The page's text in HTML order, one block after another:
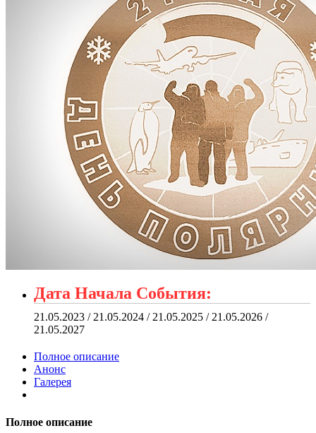
Дата Начала События:
21.05.2023 / 21.05.2024 / 21.05.2025 / 21.05.2026 /
21.05.2027
Полное описание
Анонс
Галерея
Полное описание